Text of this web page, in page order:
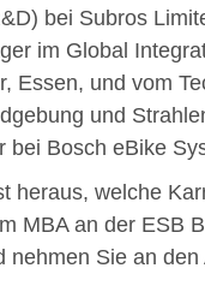
bei Subros
im Global
Essen, und vom
und
bei Bosch eBike
heraus, welche
MBA an der ESB
nehmen Sie an